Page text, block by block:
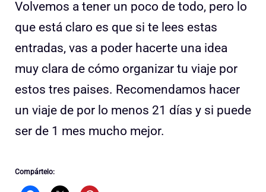
Volvemos a tener un poco de todo, pero lo
que está claro es que si te lees estas
entradas, vas a poder hacerte una idea
muy clara de cómo organizar tu viaje por
estos tres paises. Recomendamos hacer
un viaje de por lo menos 21 días y si puede
ser de 1 mes mucho mejor.
Compártelo: